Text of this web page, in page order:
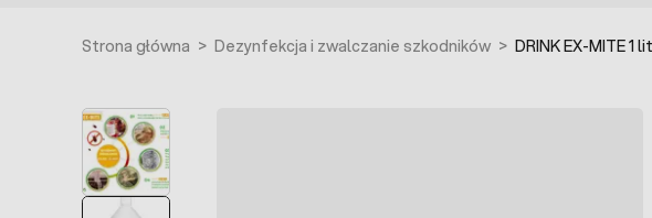
Strona główna > Dezynfekcja i zwalczanie szkodników > DRINK EX-MITE